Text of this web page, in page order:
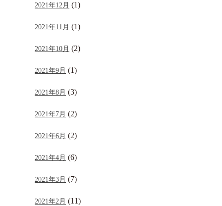
2021年12月 (1)
2021年11月 (1)
2021年10月 (2)
2021年9月 (1)
2021年8月 (3)
2021年7月 (2)
2021年6月 (2)
2021年4月 (6)
2021年3月 (7)
2021年2月 (11)